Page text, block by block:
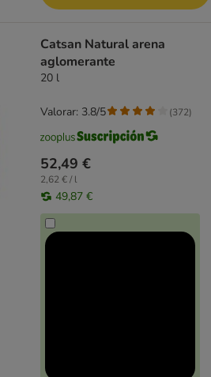
Catsan Natural arena
aglomerante
20 l
52,49 €
2,62 € / l
49,87 €
Valorar: 3.8/5 (372)